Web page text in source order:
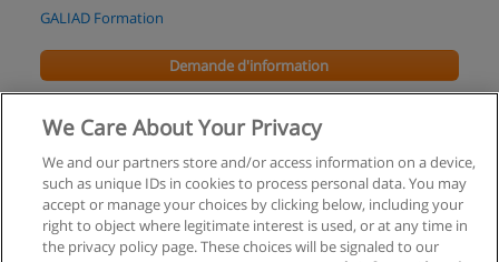
GALIAD Formation
Demande d'information
Contentieux administratif - Principes généraux
Demande d'information
We Care About Your Privacy
We and our partners store and/or access information on a device,
such as unique IDs in cookies to process personal data. You may
accept or manage your choices by clicking below, including your
right to object where legitimate interest is used, or at any time in
the privacy policy page. These choices will be signaled to our